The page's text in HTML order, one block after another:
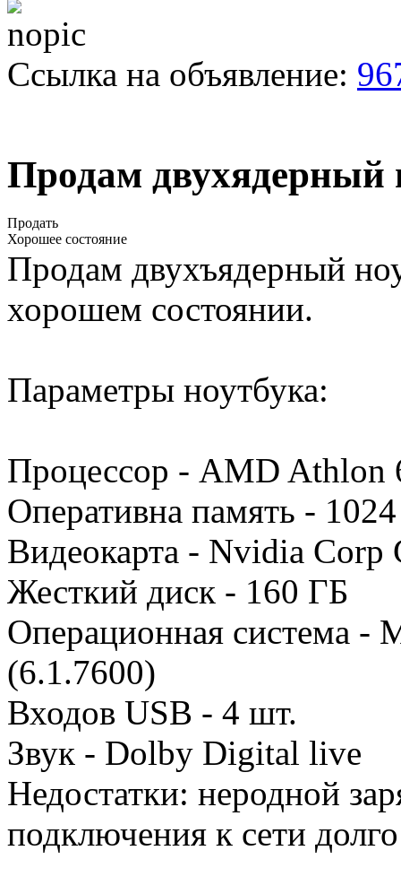
Ссылка на объявление:
Продам двухядерный
Продать
Хорошее состояние
Продам двухъядерный
хорошем состоянии.
Параметры ноутбука:
Процессор - AMD
Оперативна память -
Видеокарта - Nvidia Corp
Жесткий диск - 160 ГБ
Операционная система -
(6.1.7600)
Входов USB - 4 шт.
Звук - Dolby Digital live
Недостатки: неродной
подключения к сети